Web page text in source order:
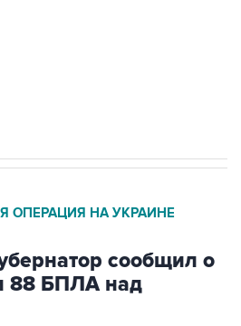
ОПЕРАЦИЯ НА УКРАИНЕ
сообщил о
88 БПЛА над